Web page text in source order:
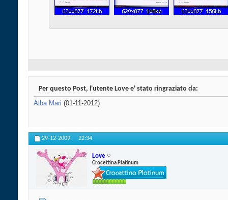
Per questo Post, l'utente Love e' stato ringraziato da:
Alba Mari (01-11-2012)
29-12-2009, 22:34
Love
Crocettina Platinum